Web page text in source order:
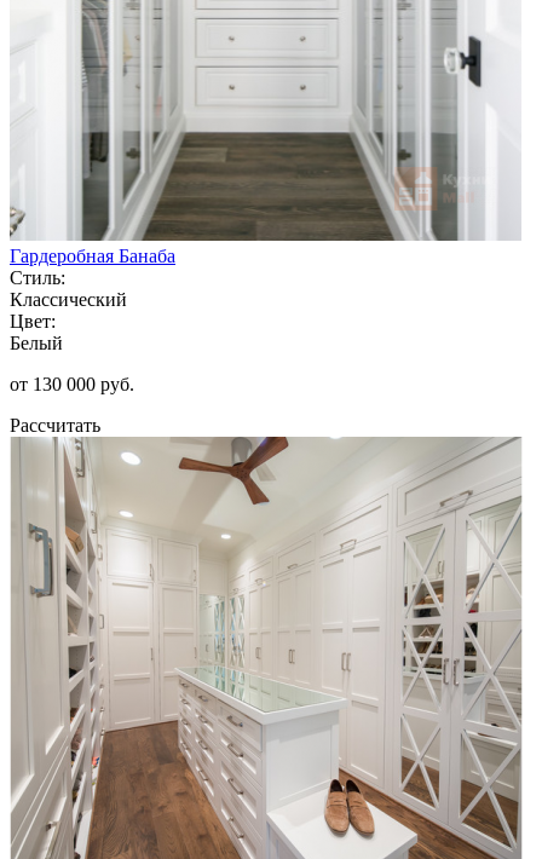
Гардеробная Банаба
Стиль:
Классический
Цвет:
Белый
от 130 000 руб.
Рассчитать